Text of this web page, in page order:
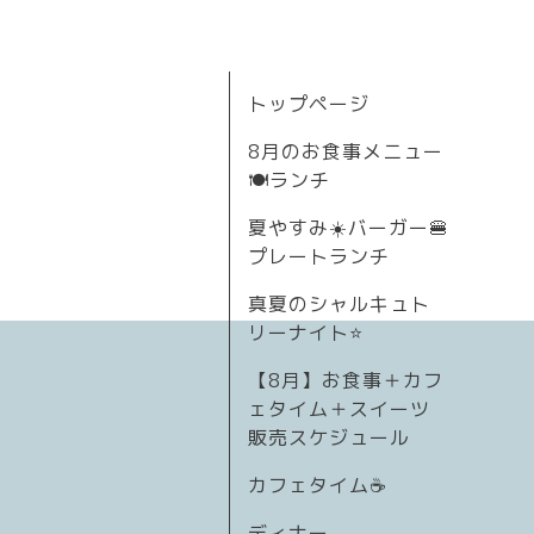
トップページ
8月のお食事メニュー
🍽ランチ
夏やすみ☀️バーガー🍔
プレートランチ
真夏のシャルキュト
リーナイト⭐
【8月】お食事＋カフ
ェタイム＋スイーツ
販売スケジュール
カフェタイム☕️